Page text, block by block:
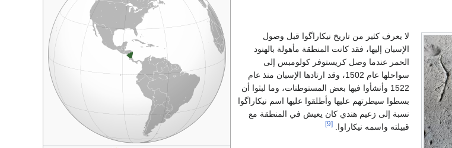
لا يعرف كثير من تاريخ نيكاراگوا قبل وصول
الإسبان إليها، فقد كانت المنطقة مأهولة بالهنود
الحمر عندما وصل كريستوفر كولومبس إلى
سواحلها عام 1502، وقد ارتادها الإسبان منذ عام
1522 وأنشأوا فيها بعض المستوطنات، وما لبثوا أن
بسطوا سيطرتهم عليها وأطلقوا عليها اسم نيكاراگوا
نسبة إلى زعيم هندي كان يعيش في المنطقة مع
قبيلته واسمه نيكاراوا. [9]